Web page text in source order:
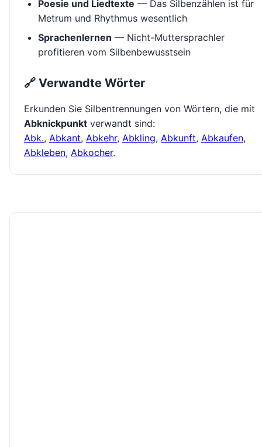
Poesie und Liedtexte — Das Silbenzählen ist für
Metrum und Rhythmus wesentlich
Sprachenlernen — Nicht-Muttersprachler
profitieren vom Silbenbewusstsein
🔗 Verwandte Wörter
Erkunden Sie Silbentrennungen von Wörtern, die mit
Abknickpunkt verwandt sind:
Abk., Abkant, Abkehr, Abkling, Abkunft, Abkaufen,
Abkleben, Abkocher.